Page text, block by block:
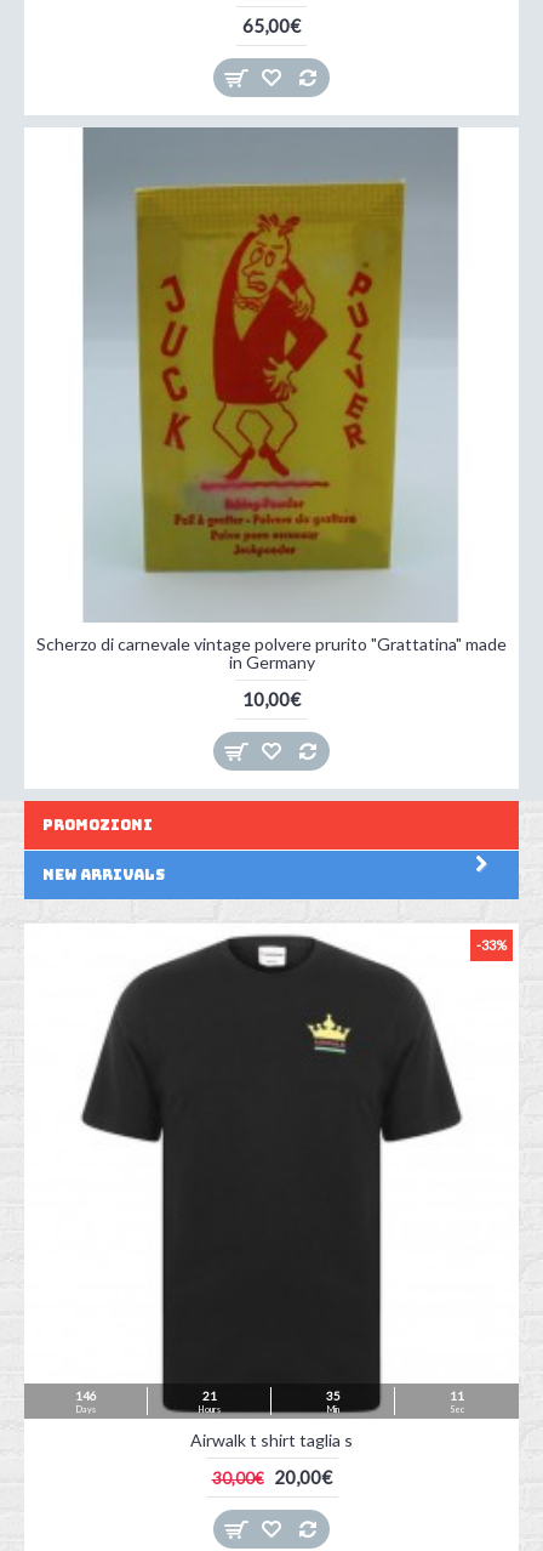
65,00€
Scherzo di carnevale vintage polvere prurito "Grattatina" made
in Germany
10,00€
Promozioni
New Arrivals
-33%
146
Days
21
Hours
35
Min
09
Sec
Airwalk t shirt taglia s
30,00€ 20,00€